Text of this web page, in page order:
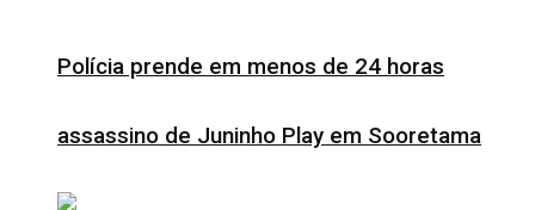
Polícia prende em menos de 24 horas
assassino de Juninho Play em Sooretama